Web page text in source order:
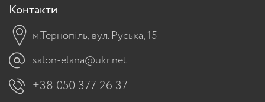
Контакти
м.Тернопіль, вул. Руська, 15
salon-elana@ukr.net
+38 050 377 26 37